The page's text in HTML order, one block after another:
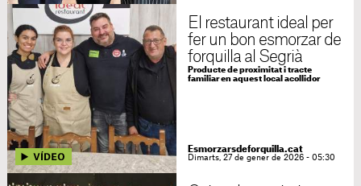
El restaurant ideal per
fer un bon esmorzar de
forquilla al Segrià
Producte de proximitat i tracte
familiar en aquest local acollidor
Esmorzarsdeforquilla.cat
Dimarts, 27 de gener de 2026 - 05:30